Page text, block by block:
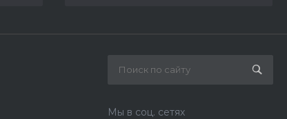
Мы в соц. сетях